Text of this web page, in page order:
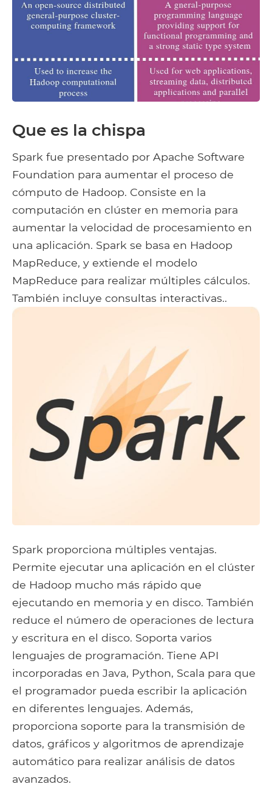
Que es la chispa
Spark fue presentado por Apache Software
Foundation para aumentar el proceso de
cómputo de Hadoop. Consiste en la
computación en clúster en memoria para
aumentar la velocidad de procesamiento en
una aplicación. Spark se basa en Hadoop
MapReduce, y extiende el modelo
MapReduce para realizar múltiples cálculos.
También incluye consultas interactivas..
Spark proporciona múltiples ventajas.
Permite ejecutar una aplicación en el clúster
de Hadoop mucho más rápido que
ejecutando en memoria y en disco. También
reduce el número de operaciones de lectura
y escritura en el disco. Soporta varios
lenguajes de programación. Tiene API
incorporadas en Java, Python, Scala para que
el programador pueda escribir la aplicación
en diferentes lenguajes. Además,
proporciona soporte para la transmisión de
datos, gráficos y algoritmos de aprendizaje
automático para realizar análisis de datos
avanzados.